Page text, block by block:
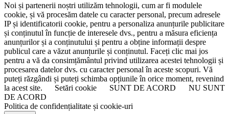
Noi și partenerii noștri utilizăm tehnologii, cum ar fi modulele
cookie, și vă procesăm datele cu caracter personal, precum adresele
IP și identificatorii cookie, pentru a personaliza anunțurile publicitare
și conținutul în funcție de interesele dvs., pentru a măsura eficiența
anunțurilor și a conținutului și pentru a obține informații despre
publicul care a văzut anunțurile și conținutul. Faceți clic mai jos
pentru a vă da consimțământul privind utilizarea acestei tehnologii și
procesarea datelor dvs. cu caracter personal în aceste scopuri. Vă
puteți răzgândi și puteți schimba opțiunile în orice moment, revenind
la acest site.
Setări cookie SUNT DE ACORD
NU SUNT
DE ACORD
Politica de confidențialitate și cookie-uri